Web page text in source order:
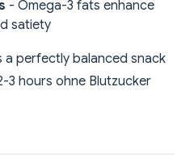
- Omega-3 fats enhance
satiety
a perfectly balanced snack
3 hours ohne Blutzucker